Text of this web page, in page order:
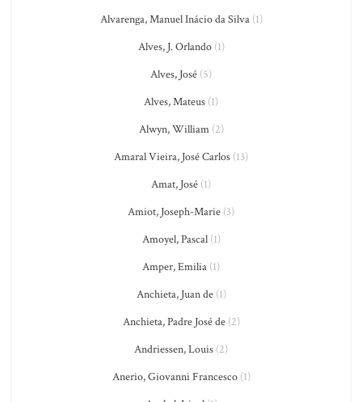
Alvarenga, Manuel Inácio da Silva(1)
Alves, J. Orlando(1)
Alves, José (5)
Alves, Mateus (1)
Alwyn, William(2)
Amaral Vieira, José Carlos (13)
Amat, José (1)
Amiot, Joseph-Marie (3)
Amoyel, Pascal(1)
Amper, Emilia (1)
Anchieta, Juan de(1)
Anchieta, Padre José de(2)
Andriessen, Louis (2)
Anerio, Giovanni Francesco(1)